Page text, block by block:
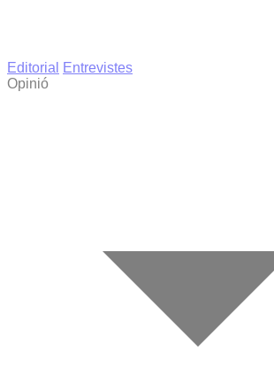
Editorial
Entrevistes
Opinió